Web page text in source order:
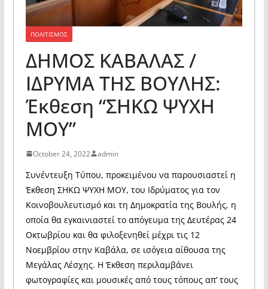
ΠΟΛΙΤΙΣΜΟΣ
ΔΗΜΟΣ ΚΑΒΑΛΑΣ /
ΙΔΡΥΜΑ ΤΗΣ ΒΟΥΛΗΣ:
Έκθεση “ΣΗΚΩ ΨΥΧΗ
ΜΟΥ”
October 24, 2022 admin
Συνέντευξη Τύπου, προκειμένου να παρουσιαστεί η
Έκθεση ΣΗΚΩ ΨΥΧΗ ΜΟΥ, του Ιδρύματος για τον
Κοινοβουλευτισμό και τη Δημοκρατία της Βουλής, η
οποία θα εγκαινιαστεί το απόγευμα της Δευτέρας 24
Οκτωβρίου και θα φιλοξενηθεί μέχρι τις 12
Νοεμβρίου στην Καβάλα, σε ισόγεια αίθουσα της
Μεγάλας Λέσχης. Η Έκθεση περιλαμβάνει
φωτογραφίες και μουσικές από τους τόπους απ’ τους